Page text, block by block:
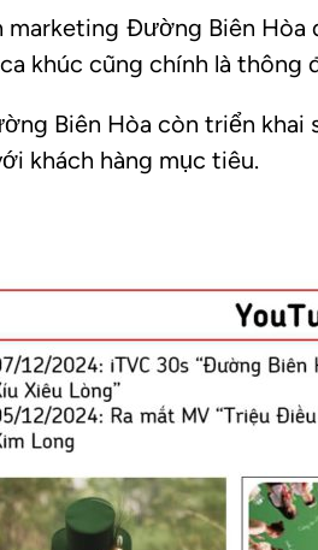
marketing Đường Biên Hòa
khúc cũng chính là thông
Biên Hòa còn triển khai
khách hàng mục tiêu.